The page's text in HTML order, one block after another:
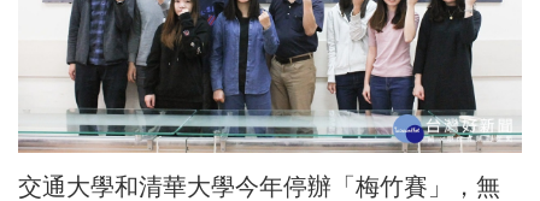
交通大學和清華大學今年停辦「梅竹賽」，無